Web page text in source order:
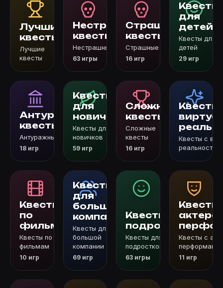
Лучшие
квесты
Лучшие
квесты
Нестрашные
квесты
Нестрашные квесты
63 игры
Страшные
квесты
Страшные квесты
16 игр
Квесты
для
детей
Квесты для
детей
29 игр
Антуражные
квесты
Антуражные квесты
18 игр
Квесты
для
новичков
Квесты для
новичков
59 игр
Сложные
квесты
Сложные
квесты
16 игр
Квесты
Квесты с
реальностью
Квесты
по
фильмам
Квесты по
фильмам
10 игр
Квесты
для
большой
компании
Квесты для
большой
компании
69 игр
Квесты для
подростков
Квесты для
подростков
63 игры
Квесты
Квесты с
перформансы
11 игр